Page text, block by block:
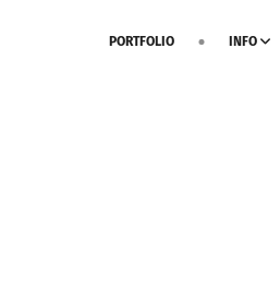
PORTFOLIO INFO